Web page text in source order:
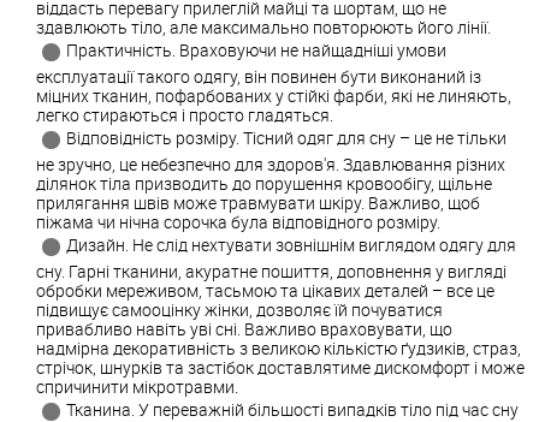
віддасть перевагу прилеглій майці та шортам, що не
здавлюють тіло, але максимально повторюють його лінії.
Практичність. Враховуючи не найщадніші умови
експлуатації такого одягу, він повинен бути виконаний із
міцних тканин, пофарбованих у стійкі фарби, які не линяють,
легко стираються і просто гладяться.
Відповідність розміру. Тісний одяг для сну – це не тільки
не зручно, це небезпечно для здоров'я. Здавлювання різних
ділянок тіла призводить до порушення кровообігу, щільне
прилягання швів може травмувати шкіру. Важливо, щоб
піжама чи нічна сорочка була відповідного розміру.
Дизайн. Не слід нехтувати зовнішнім виглядом одягу для
сну. Гарні тканини, акуратне пошиття, доповнення у вигляді
обробки мереживом, тасьмою та цікавих деталей – все це
підвищує самооцінку жінки, дозволяє їй почуватися
привабливо навіть уві сні. Важливо враховувати, що
надмірна декоративність з великою кількістю ґудзиків, страз,
стрічок, шнурків та застібок доставлятиме дискомфорт і може
спричинити мікротравми.
Тканина. У переважній більшості випадків тіло під час сну